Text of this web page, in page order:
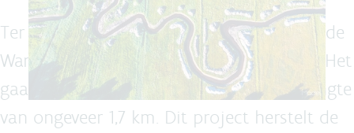
Ter hoogte van de Achelse Kluis kronkelt de
Warmbeek opnieuw door het landschap. Het
gaat om een hermeandering over een lengte
van ongeveer 1,7 km. Dit project herstelt de